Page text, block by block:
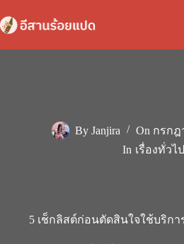
to
content
By Janjira On กรกฎ
In เรื่องทั่วไป
5 เช็กลิสต์ก่อนตัดสินใจใช้บริกา